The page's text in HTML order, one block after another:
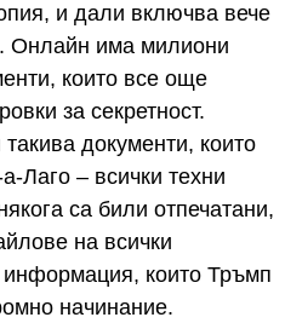
и дали включва вече
Онлайн има милиони
които все още
за секретност.
документи, които
Лаго – всички техни
са били отпечатани,
на всички
които Тръмп
начинание.